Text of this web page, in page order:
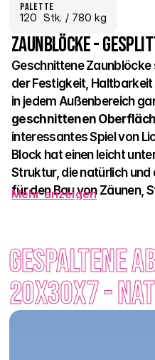
Palette
120
  Stk.
/ 780 kg
Zaunblöcke -
Geschnittene
der Festigkeit,
geschnittenen
interessantes Spiel von
Block hat einen leicht
Struktur, die natürlich und
für den Bau von Zäunen,
optisch ansprechende
auch traditionelle Architektur
stehen zeitlose Farbtöne wie
Creme.
Mehr anzeigen
Gespaltene
20x30x7 -